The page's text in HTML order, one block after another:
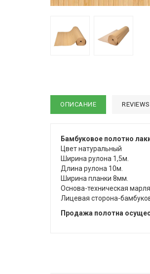
ОПИСАНИЕ REVIEWS
Бамбуковое полотно
Цвет натуральный
Ширина рулона 1,5м.
Длина рулона 10м.
Ширина планки 8мм.
Основа-техническая марля.
Лицевая сторона-
Продажа полотна